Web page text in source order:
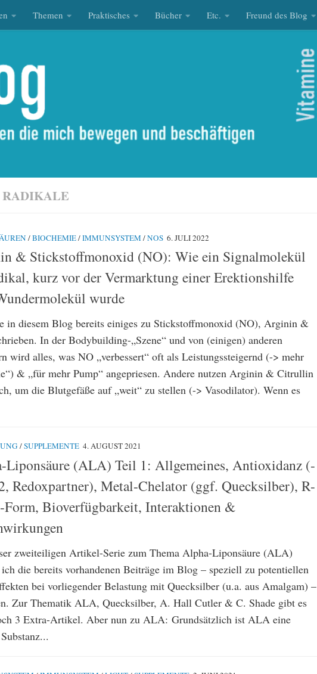
Themen Praktisches Bücher Etc. Freund des Blog
/BIOCHEMIE/IMMUNSYSTEM /NOS 6. JULI 2022
& Stickstoffmonoxid (NO): Wie ein Signalmolekül
kurz vor der Vermarktung einer Erektionshilfe
wurde
in diesem Blog bereits einiges zu Stickstoffmonoxid (NO), Arginin &
In der Bodybuilding-„Szene“ und von (einigen) anderen
wird alles, was NO „verbessert“ oft als Leistungssteigernd (-> mehr
& „für mehr Pump“ angepriesen. Andere nutzen Arginin & Citrullin
um die Blutgefäße auf „weit“ zu stellen (-> Vasodilator). Wenn es
/SUPPLEMENTE 4. AUGUST 2021
Liponsäure (ALA) Teil 1: Allgemeines, Antioxidanz (-
Redoxpartner), Metal-Chelator (ggf. Quecksilber), R-
Form, Bioverfügbarkeit, Interaktionen &
zweiteiligen Artikel-Serie zum Thema Alpha-Liponsäure (ALA)
die bereits vorhandenen Beiträge im Blog – speziell zu potentiellen
bei vorliegender Belastung mit Quecksilber (u.a. aus Amalgam) –
Zur Thematik ALA, Quecksilber, A. Hall Cutler & C. Shade gibt es
3 Extra-Artikel. Aber nun zu ALA: Grundsätzlich ist ALA eine